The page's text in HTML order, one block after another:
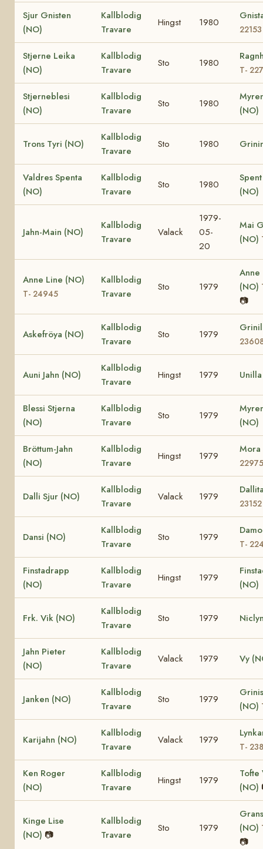
Sjur Gnisten
(NO)
Kallblodig
Travare
Hingst 1980
22153
Stjerne Leika
(NO)
Kallblodig
Travare
Sto 1980
T-
Stjerneblesi
(NO)
Kallblodig
Travare
Sto 1980
(NO)
Trons Tyri (NO)
Kallblodig
Travare
Sto 1980
Valdres Spenta
(NO)
Kallblodig
Travare
Sto 1980
(NO)
Jahn-Main (NO)
Kallblodig
Travare
Valack
1979-
05-
20
Mai
(NO)
Anne Line (NO)
T- 24945
Kallblodig
Travare
Sto 1979
Anne
(NO)
📷
Askefröya (NO)
Kallblodig
Travare
Sto 1979
Auni Jahn (NO)
Kallblodig
Travare
Hingst 1979
Blessi Stjerna
(NO)
Kallblodig
Travare
Sto 1979
(NO)
Bröttum-Jahn
(NO)
Kallblodig
Travare
Hingst 1979
22975
Dalli Sjur (NO)
Kallblodig
Travare
Valack 1979
23152
Dansi (NO)
Kallblodig
Travare
Sto 1979
T-
Finstadrapp
(NO)
Kallblodig
Travare
Hingst 1979
(NO)
Frk. Vik (NO)
Kallblodig
Travare
Sto 1979
Jahn Pieter
(NO)
Kallblodig
Travare
Valack 1979 Vy
Janken (NO)
Kallblodig
Travare
Sto 1979
(NO)
Karijahn (NO)
Kallblodig
Travare
Valack 1979
T-
Ken Roger
(NO)
Kallblodig
Travare
Hingst 1979
Tofte
(NO)
Kinge Lise
(NO) 📷
Kallblodig
Travare
Sto 1979
(NO)
📷